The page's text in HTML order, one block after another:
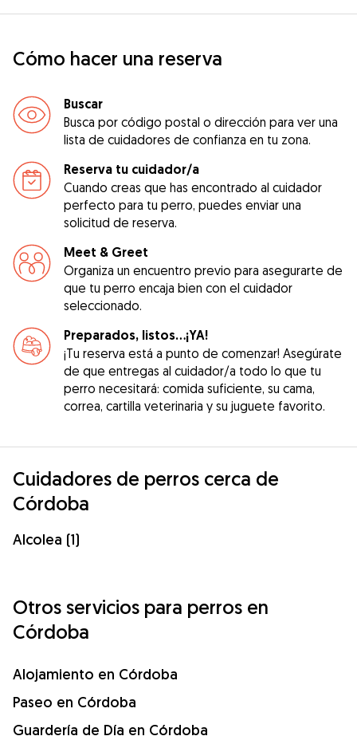
Cómo hacer una reserva
Buscar
Busca por código postal o dirección para ver una
lista de cuidadores de confianza en tu zona.
Reserva tu cuidador/a
Cuando creas que has encontrado al cuidador
perfecto para tu perro, puedes enviar una
solicitud de reserva.
Meet & Greet
Organiza un encuentro previo para asegurarte de
que tu perro encaja bien con el cuidador
seleccionado.
Preparados, listos...¡YA!
¡Tu reserva está a punto de comenzar! Asegúrate
de que entregas al cuidador/a todo lo que tu
perro necesitará: comida suficiente, su cama,
correa, cartilla veterinaria y su juguete favorito.
Cuidadores de perros cerca de
Córdoba
Alcolea (1)
Otros servicios para perros en
Córdoba
Alojamiento en Córdoba
Paseo en Córdoba
Guardería de Día en Córdoba